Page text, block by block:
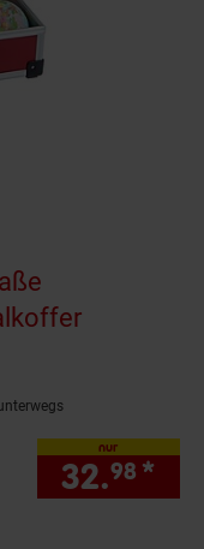
nur
32.98 *